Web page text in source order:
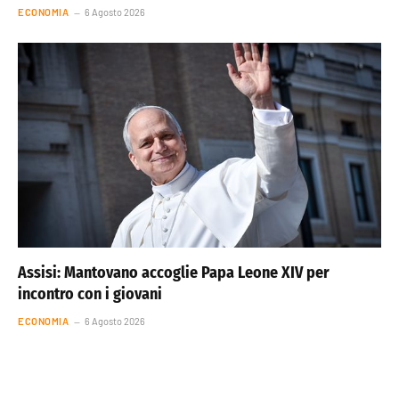
ECONOMIA 6 Agosto 2026
Assisi: Mantovano accoglie Papa Leone XIV per
incontro con i giovani
ECONOMIA 6 Agosto 2026